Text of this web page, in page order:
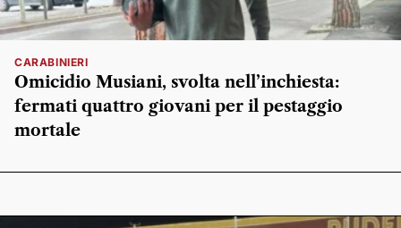
CARABINIERI
Omicidio Musiani, svolta nell’inchiesta:
fermati quattro giovani per il pestaggio
mortale